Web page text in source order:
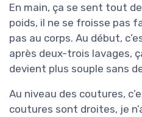
En main, ça se sent tout
poids, il ne se froisse pas
pas au corps. Au début,
après deux-trois lavages,
devient plus souple sans
Au niveau des coutures,
coutures sont droites, je